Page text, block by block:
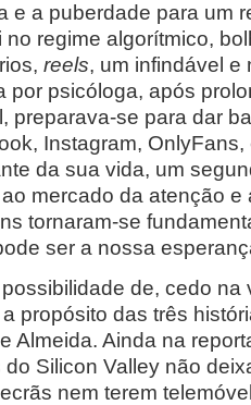
e a puberdade para um
regime algorítmico,
reels, um infindável e
por psicóloga, após
preparava-se para dar
Instagram,
da sua vida, um
mercado da atenção e
tornaram-se
ser a nossa
de, cedo na
propósito das três
Almeida. Ainda na
Silicon Valley não
nem terem